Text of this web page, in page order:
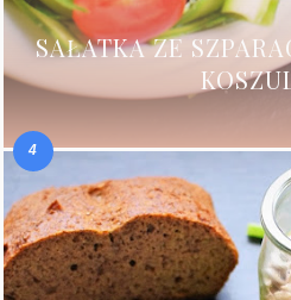
SAŁATKA ZE